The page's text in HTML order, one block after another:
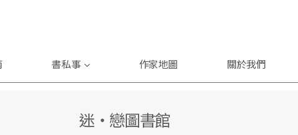
書私事 作家地圖 關於我們
迷‧戀圖書館